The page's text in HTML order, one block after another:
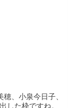
、小泉今日子、
した枠ですね。